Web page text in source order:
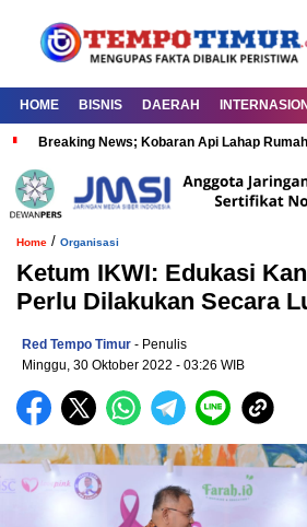
HOME BISNIS DAERAH
Breaking News; Kobaran Api Lahap
Home / Organisasi
Ketum IKWI: Edukasi
Perlu Dilakukan Secara
Red Tempo Timur - Penulis
Minggu, 30 Oktober 2022 - 03:26 WIB